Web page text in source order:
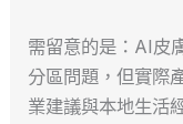
需留意的是：AI皮
分區問題，但實際
業建議與本地生活